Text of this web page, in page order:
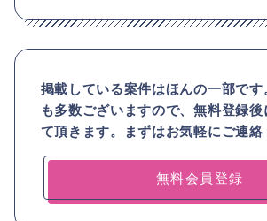
掲載している案件はほんの一部で
も多数ございますので、無料登録
て頂きます。まずはお気軽にご連絡
無料会員登録